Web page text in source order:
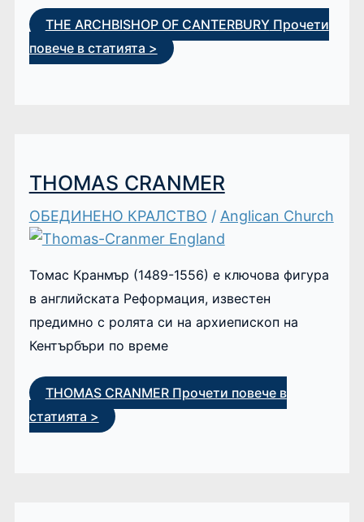
THE ARCHBISHOP OF CANTERBURYПрочети
повече в статията >
THOMAS CRANMER
ОБЕДИНЕНО КРАЛСТВО / Anglican Church
Томас Кранмър (1489-1556) е ключова фигура
в английската Реформация, известен
предимно с ролята си на архиепископ на
Кентърбъри по време
THOMAS CRANMERПрочети повече в
статията >